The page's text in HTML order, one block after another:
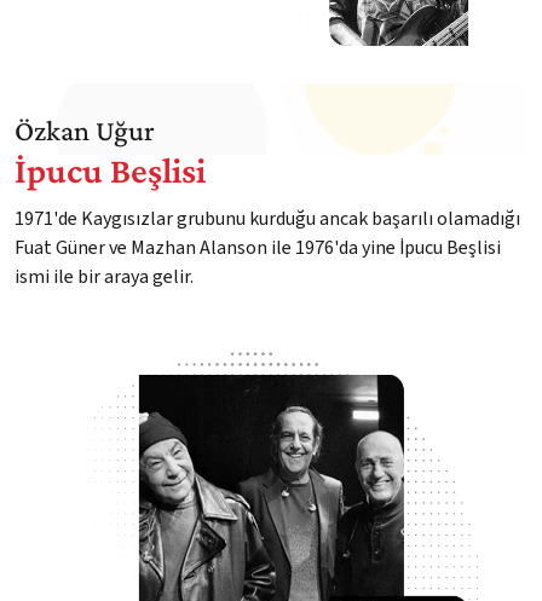
Özkan Uğur
İpucu Beşlisi
1971'de Kaygısızlar grubunu kurduğu ancak başarılı olamadığı
Fuat Güner ve Mazhan Alanson ile 1976'da yine İpucu Beşlisi
ismi ile bir araya gelir.